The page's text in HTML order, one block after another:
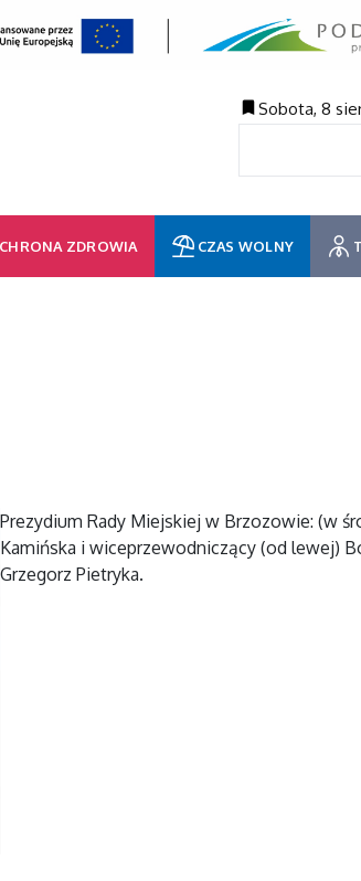
Sobota, 8
ZDROWIA CZAS WOLNY
Prezydium Rady Miejskiej w Brzozowie: (w
Kamińska i wiceprzewodniczący (od lewej)
Grzegorz Pietryka.